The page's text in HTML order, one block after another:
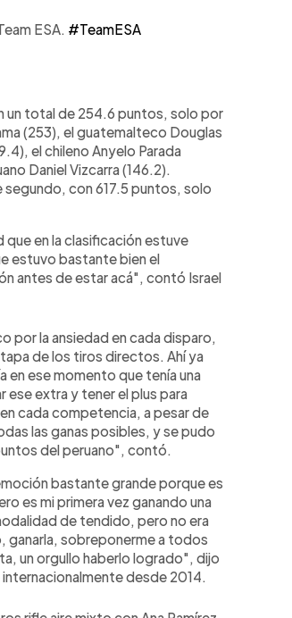
ESA. #TeamESA
un total de 254.6 puntos, solo por
(253), el guatemalteco Douglas
el chileno Anyelo Parada
Daniel Vizcarra (146.2).
segundo, con 617.5 puntos, solo
en la clasificación estuve
estuvo bastante bien el
antes de estar acá", contó Israel
por la ansiedad en cada disparo,
de los tiros directos. Ahí ya
en ese momento que tenía una
ese extra y tener el plus para
cada competencia, a pesar de
las ganas posibles, y se pudo
del peruano", contó.
bastante grande porque es
es mi primera vez ganando una
de tendido, pero no era
ganarla, sobreponerme a todos
un orgullo haberlo logrado", dijo
desde 2014.